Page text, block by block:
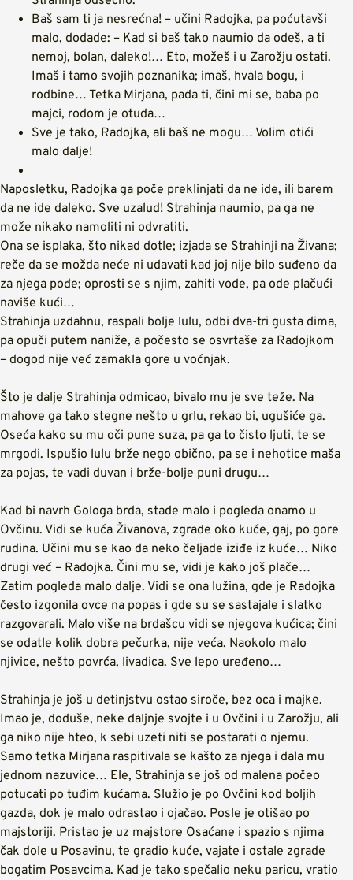
Baš sam ti ja nesrećna! – učini Radojka, pa poćutavši
malo, dodade: – Kad si baš tako naumio da odeš, a ti
nemoj, bolan, daleko!… Eto, možeš i u Zarožju ostati.
Imaš i tamo svojih poznanika; imaš, hvala bogu, i
rodbine… Tetka Mirjana, pada ti, čini mi se, baba po
majci, rodom je otuda…
Sve je tako, Radojka, ali baš ne mogu… Volim otići
malo dalje!
Naposletku, Radojka ga poče preklinjati da ne ide, ili barem
da ne ide daleko. Sve uzalud! Strahinja naumio, pa ga ne
može nikako namoliti ni odvratiti.
Ona se isplaka, što nikad dotle; izjada se Strahinji na Živana;
reče da se možda neće ni udavati kad joj nije bilo suđeno da
za njega pođe; oprosti se s njim, zahiti vode, pa ode plačući
naviše kući…
Strahinja uzdahnu, raspali bolje lulu, odbi dva-tri gusta dima,
pa opuči putem naniže, a počesto se osvrtaše za Radojkom
– dogod nije već zamakla gore u voćnjak.
Što je dalje Strahinja odmicao, bivalo mu je sve teže. Na
mahove ga tako stegne nešto u grlu, rekao bi, ugušiće ga.
Oseća kako su mu oči pune suza, pa ga to čisto ljuti, te se
mrgodi. Ispušio lulu brže nego obično, pa se i nehotice maša
za pojas, te vadi duvan i brže-bolje puni drugu…
Kad bi navrh Gologa brda, stade malo i pogleda onamo u
Ovčinu. Vidi se kuća Živanova, zgrade oko kuće, gaj, po gore
rudina. Učini mu se kao da neko čeljade iziđe iz kuće… Niko
drugi već – Radojka. Čini mu se, vidi je kako još plače…
Zatim pogleda malo dalje. Vidi se ona lužina, gde je Radojka
često izgonila ovce na popas i gde su se sastajale i slatko
razgovarali. Malo više na brdašcu vidi se njegova kućica; čini
se odatle kolik dobra pečurka, nije veća. Naokolo malo
njivice, nešto povrća, livadica. Sve lepo uređeno…
Strahinja je još u detinjstvu ostao siroče, bez oca i majke.
Imao je, doduše, neke daljnje svojte i u Ovčini i u Zarožju, ali
ga niko nije hteo, k sebi uzeti niti se postarati o njemu.
Samo tetka Mirjana raspitivala se kašto za njega i dala mu
jednom nazuvice… Ele, Strahinja se još od malena počeo
potucati po tuđim kućama. Služio je po Ovčini kod boljih
gazda, dok je malo odrastao i ojačao. Posle je otišao po
majstoriji. Pristao je uz majstore Osaćane i spazio s njima
čak dole u Posavinu, te gradio kuće, vajate i ostale zgrade
bogatim Posavcima. Kad je tako spečalio neku paricu, vratio